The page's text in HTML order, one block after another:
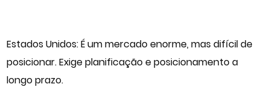
Estados Unidos: É um mercado enorme, mas difícil de
posicionar. Exige planificação e posicionamento a
longo prazo.